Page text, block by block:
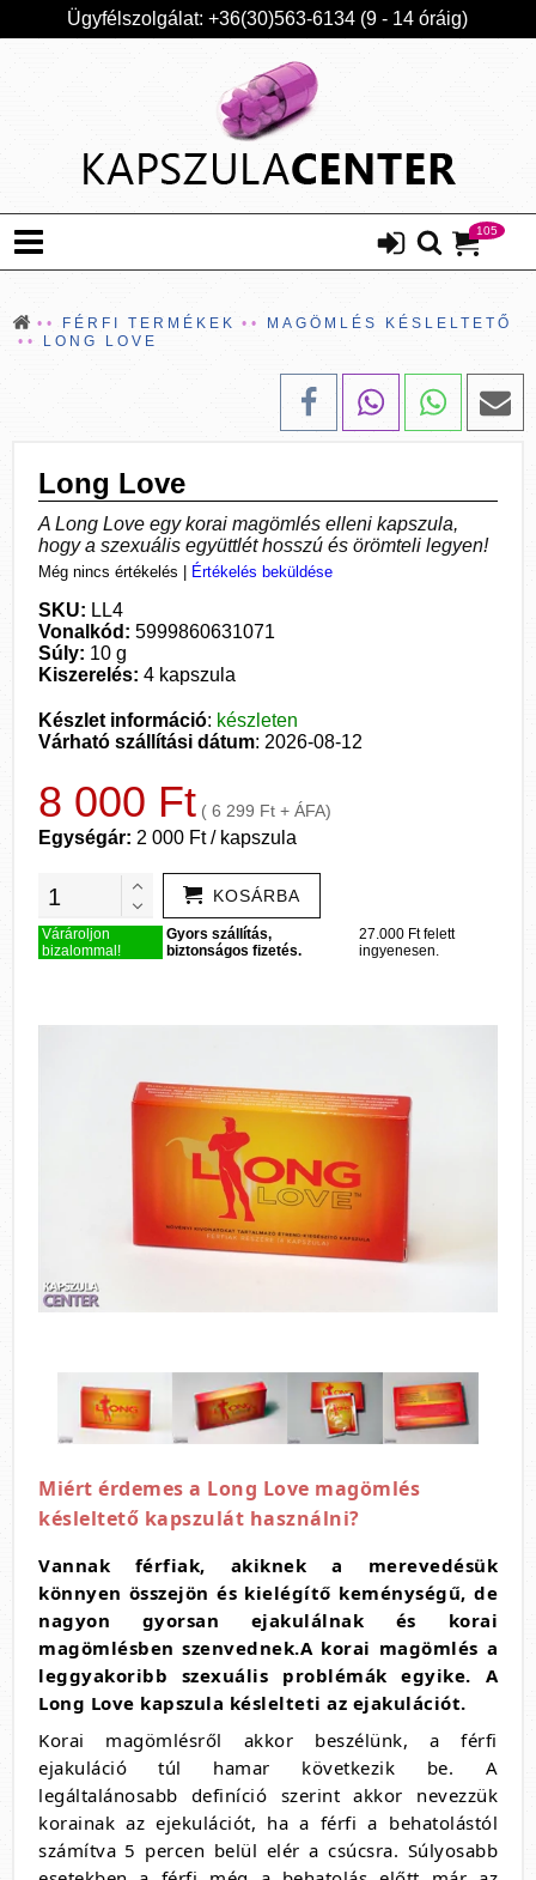
Ügyfélszolgálat: +36(30)563-6134 (9 - 14 óráig)
105
FÉRFI TERMÉKEK
MAGÖMLÉS KÉSLELTETŐ
LONG LOVE
Long Love
A Long Love egy korai magömlés elleni kapszula,
hogy a szexuális együttlét hosszú és örömteli legyen!
Még nincs értékelés Értékelés beküldése
SKU: LL4
Vonalkód: 5999860631071
Súly: 10 g
Kiszerelés: 4 kapszula
Készlet információ: készleten
Várható szállítási dátum: 2026-08-12
8 000 Ft ( 6 299 Ft + ÁFA)
Egységár: 2 000 Ft / kapszula
KOSÁRBA
Várároljon
bizalommal!
Gyors szállítás,
biztonságos fizetés.
27.000 Ft felett
ingyenesen.
Miért érdemes a Long Love magömlés
késleltető kapszulát használni?
Vannak férfiak, akiknek a merevedésük
könnyen összejön és kielégítő keménységű, de
nagyon gyorsan ejakulálnak és korai
magömlésben szenvednek.A korai magömlés a
leggyakoribb szexuális problémák egyike. A
Long Love kapszula késlelteti az ejakulációt.
Korai magömlésről akkor beszélünk, a férfi
ejakuláció túl hamar következik be. A
legáltalánosabb definíció szerint akkor nevezzük
korainak az ejekulációt, ha a férfi a behatolástól
számítva 5 percen belül elér a csúcsra. Súlyosabb